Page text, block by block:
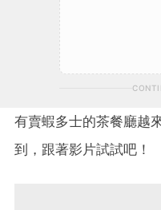
有賣蝦多士的茶餐廳越
到，跟著影片試試吧！